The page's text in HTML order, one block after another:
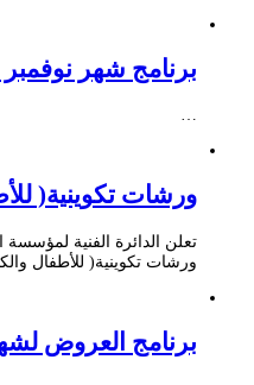
برنامج شهر نوفمبر 2025
ورشات تكوينية(
تعلن الدائرة الفنية
ورشات تكوينية( للأطفال
برنامج العروض لشهر